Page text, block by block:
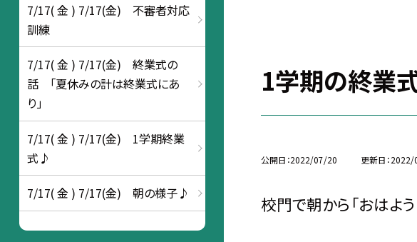
1学期の終業
公開日 2022/07/20 更新日 2022/
校門で朝から「おはよ
7/17( 金 ) 7/17(金) 不審者対応
訓練
7/17( 金 ) 7/17(金) 終業式の
話 「夏休みの計は終業式にあ
り」
7/17( 金 ) 7/17(金) 1学期終業
式♪
7/17( 金 ) 7/17(金) 朝の様子♪